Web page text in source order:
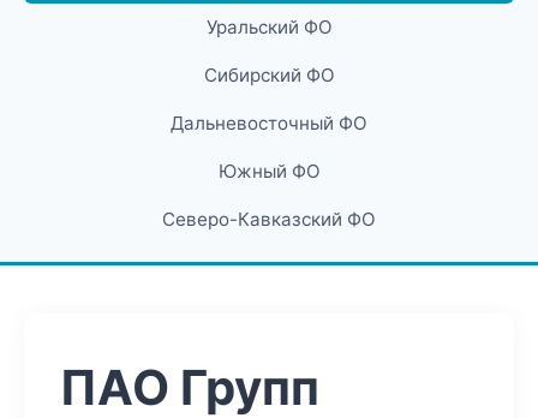
Уральский ФО
Сибирский ФО
Дальневосточный ФО
Южный ФО
Северо-Кавказский ФО
ПАО Групп